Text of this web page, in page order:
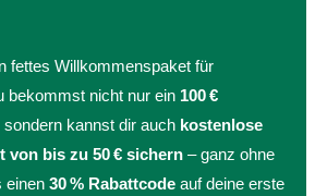
fettes Willkommenspaket für
bekommst nicht nur ein 100 €
sondern kannst dir auch kostenlose
von bis zu 50 € sichern – ganz ohne
einen 30 % Rabattcode auf deine erste